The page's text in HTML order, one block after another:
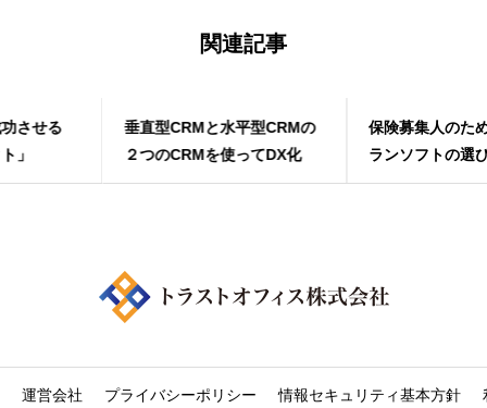
関連記事
垂直型CRMと水平型CRMの
２つのCRMを使ってDX化
保険募集人のためのライフプ
ランソフトの選び方
運営会社 プライバシーポリシー 情報セキュリティ基本方針